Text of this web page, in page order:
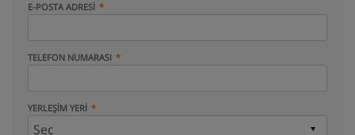
E-POSTA ADRESI
TELEFON NUMARASI
YERLEŞIM YERI